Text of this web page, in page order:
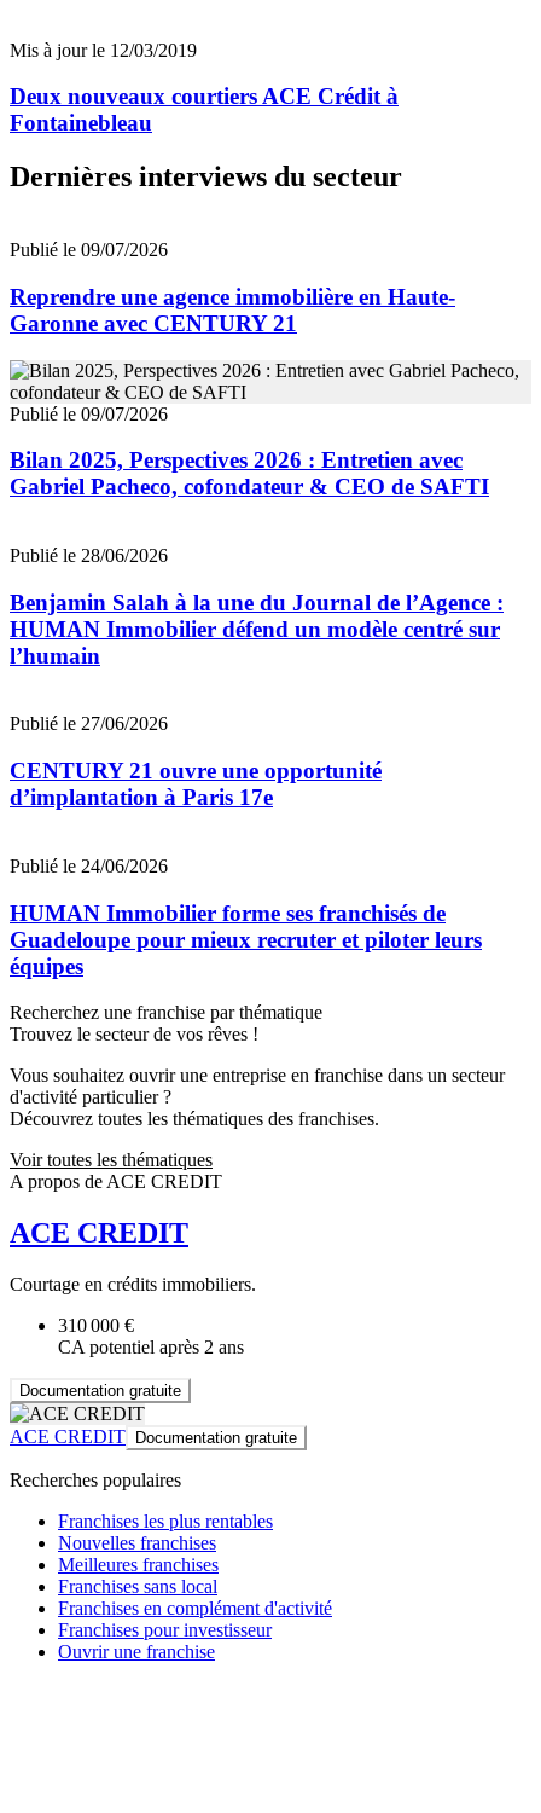
Mis à jour le 12/03/2019
Deux nouveaux courtiers ACE Crédit à
Fontainebleau
Dernières interviews du secteur
Publié le 09/07/2026
Reprendre une agence immobilière en Haute-
Garonne avec CENTURY 21
Publié le 09/07/2026
Bilan 2025, Perspectives 2026 : Entretien avec
Gabriel Pacheco, cofondateur & CEO de SAFTI
Publié le 28/06/2026
Benjamin Salah à la une du Journal de l’Agence :
HUMAN Immobilier défend un modèle centré sur
l’humain
Publié le 27/06/2026
CENTURY 21 ouvre une opportunité
d’implantation à Paris 17e
Publié le 24/06/2026
HUMAN Immobilier forme ses franchisés de
Guadeloupe pour mieux recruter et piloter leurs
équipes
Recherchez une franchise par thématique
Trouvez le secteur de vos rêves !
Vous souhaitez ouvrir une entreprise en franchise dans un secteur
d'activité particulier ?
Découvrez toutes les thématiques des franchises.
Voir toutes les thématiques
A propos de ACE CREDIT
ACE CREDIT
Courtage en crédits immobiliers.
310 000 €
CA potentiel après 2 ans
Documentation gratuite
ACE CREDIT Documentation gratuite
Recherches populaires
Franchises les plus rentables
Nouvelles franchises
Meilleures franchises
Franchises sans local
Franchises en complément d'activité
Franchises pour investisseur
Ouvrir une franchise